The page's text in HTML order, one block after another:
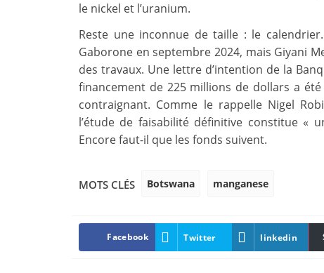
le nickel et l’uranium.
Reste une inconnue de taille : le
Gaborone en septembre 2024, mais Giyani
des travaux. Une lettre d’intention de la
financement de 225 millions de dollars a
contraignant. Comme le rappelle Nigel
l’étude de faisabilité définitive constitue «
Encore faut-il que les fonds suivent.
MOTS CLÉS Botswana manganese
Facebook Twitter linkedin